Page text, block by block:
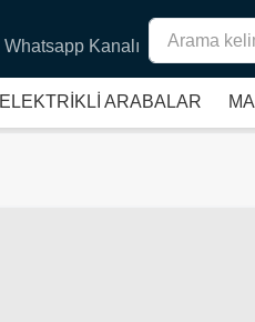
Whatsapp Kanalı
ELEKTRİKLİ ARABALAR